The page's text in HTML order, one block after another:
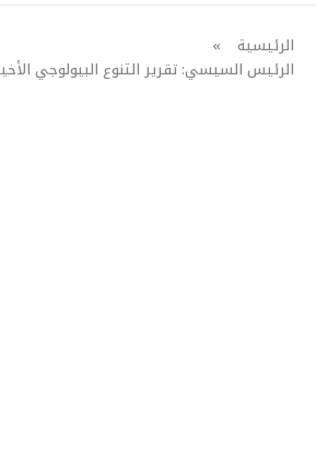
الرئيسية
»
الرئيس السيسي: تقرير التنوع البيولوجي